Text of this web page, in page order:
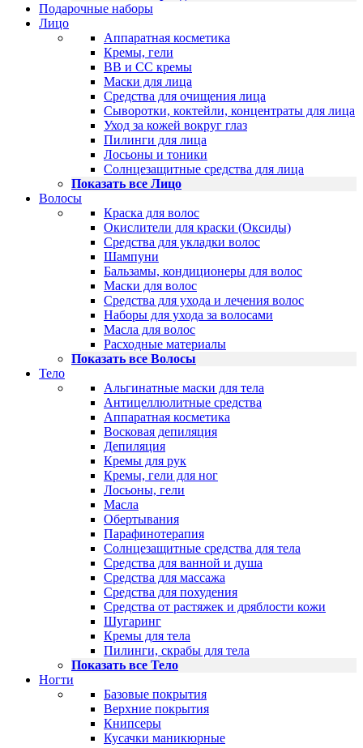
Подарочные наборы
Лицо
Аппаратная косметика
Кремы, гели
BB и CC кремы
Маски для лица
Средства для очищения лица
Сыворотки, коктейли, концентраты для лица
Уход за кожей вокруг глаз
Пилинги для лица
Лосьоны и тоники
Солнцезащитные средства для лица
Показать все Лицо
Волосы
Краска для волос
Окислители для краски (Оксиды)
Средства для укладки волос
Шампуни
Бальзамы, кондиционеры для волос
Маски для волос
Средства для ухода и лечения волос
Наборы для ухода за волосами
Масла для волос
Расходные материалы
Показать все Волосы
Тело
Альгинатные маски для тела
Антицеллюлитные средства
Аппаратная косметика
Восковая депиляция
Депиляция
Кремы для рук
Кремы, гели для ног
Лосьоны, гели
Масла
Обертывания
Парафинотерапия
Солнцезащитные средства для тела
Средства для ванной и душа
Средства для массажа
Средства для похудения
Средства от растяжек и дряблости кожи
Шугаринг
Кремы для тела
Пилинги, скрабы для тела
Показать все Тело
Ногти
Базовые покрытия
Верхние покрытия
Книпсеры
Кусачки маникюрные